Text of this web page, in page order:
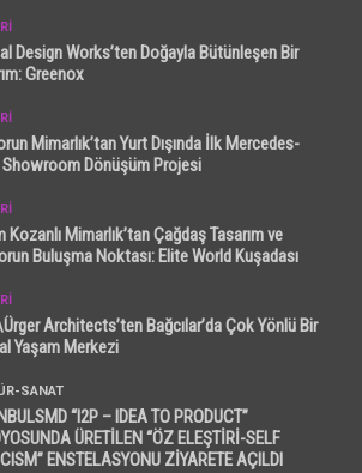
Design Works’ten Doğayla Bütünleşen Bir
Greenox
Mimarlık’tan Yurt Dışında İlk Mercedes-
Showroom Dönüşüm Projesi
Kozanlı Mimarlık’tan Çağdaş Tasarım ve
Buluşma Noktası: Elite World Kuşadası
Architects’ten Bağcılar’da Çok Yönlü Bir
Yaşam Merkezi
SANAT
“I2P – IDEA TO PRODUCT”
ÜRETİLEN “ÖZ ELEŞTİRİ-SELF
ENSTELASYONU ZİYARETE AÇILDI